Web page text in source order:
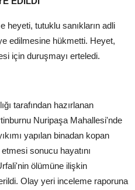
heyeti, tutuklu sanıkların adli
edilmesine hükmetti. Heyet,
için duruşmayı erteledi.
tarafından hazırlanan
Nuripaşa Mahallesi'nde
yapılan binadan kopan
sonucu hayatını
ölümüne ilişkin
Olay yeri inceleme raporuna